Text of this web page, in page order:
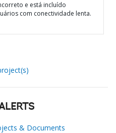
e está incluído
com conectividade lenta.
& Documents